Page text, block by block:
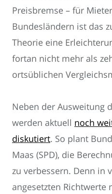
Preisbremse – für
Bundesländern ist das
Theorie eine
fortan nicht mehr als
ortsüblichen
Neben der Ausweitung
werden aktuell noch
diskutiert. So plant
Maas (SPD), die
zu verbessern. Denn in
angesetzten Richtwerte